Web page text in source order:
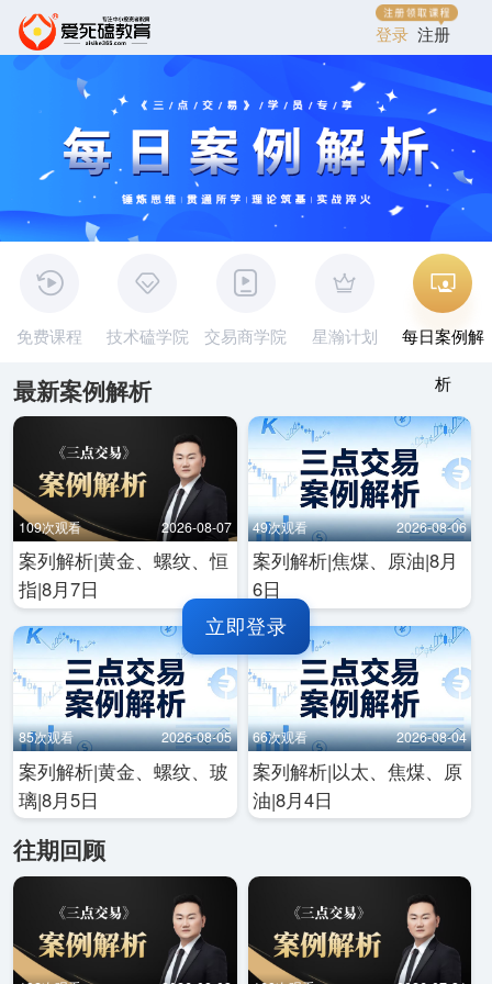
登录 注册
免费课程 技术磕学院 交易商学院 星瀚计划 每日案例解
析
最新案例解析
109次观看 2026-08-07
案列解析|黄金、螺纹、恒
指|8月7日
49次观看 2026-08-06
案列解析|焦煤、原油|8月
6日
85次观看 2026-08-05
案列解析|黄金、螺纹、玻
璃|8月5日
66次观看 2026-08-04
案列解析|以太、焦煤、原
油|8月4日
立即登录
往期回顾